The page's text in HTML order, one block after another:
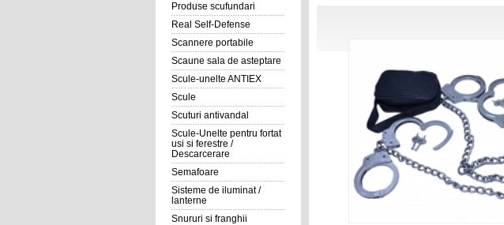
Produse scufundari
Real Self-Defense
Scannere portabile
Scaune sala de asteptare
Scule-unelte ANTIEX
Scule
Scuturi antivandal
Scule-Unelte pentru fortat
usi si ferestre /
Descarcerare
Semafoare
Sisteme de iluminat /
lanterne
Snururi si franghii